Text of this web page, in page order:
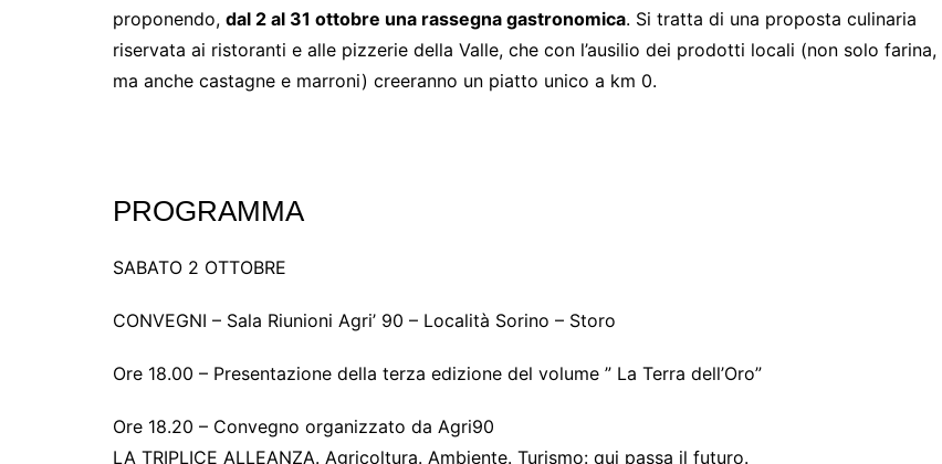
proponendo, dal 2 al 31 ottobre una rassegna gastronomica. Si tratta di una proposta culinaria
riservata ai ristoranti e alle pizzerie della Valle, che con l’ausilio dei prodotti locali (non solo farina,
ma anche castagne e marroni) creeranno un piatto unico a km 0.
PROGRAMMA
SABATO 2 OTTOBRE
CONVEGNI – Sala Riunioni Agri’ 90 – Località Sorino – Storo
Ore 18.00 – Presentazione della terza edizione del volume ” La Terra dell’Oro”
Ore 18.20 – Convegno organizzato da Agri90
LA TRIPLICE ALLEANZA. Agricoltura. Ambiente. Turismo: qui passa il futuro.